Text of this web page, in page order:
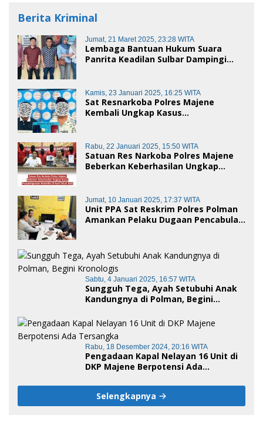
Berita Kriminal
Jumat, 21 Maret 2025, 23:28 WITA
Lembaga Bantuan Hukum Suara
Panrita Keadilan Sulbar Dampingi
Polman
Kamis, 23 Januari 2025, 16:25 WITA
Sat Resnarkoba Polres Majene
Kembali Ungkap Kasus
Rabu, 22 Januari 2025, 15:50 WITA
Satuan Res Narkoba Polres Majene
Beberkan Keberhasilan Ungkap
Jumat, 10 Januari 2025, 17:37 WITA
Unit PPA Sat Reskrim Polres Polman
Amankan Pelaku Dugaan Pencabulan
Sabtu, 4 Januari 2025, 16:57 WITA
Sungguh Tega, Ayah Setubuhi Anak
Kandungnya di Polman, Begini
Rabu, 18 Desember 2024, 20:16 WITA
Pengadaan Kapal Nelayan 16 Unit di
DKP Majene Berpotensi Ada
Selengkapnya